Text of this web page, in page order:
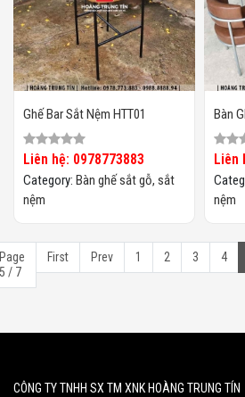
Ghế Bar Sắt Nệm HTT01
Liên hệ: 0978773883
Category: Bàn ghế sắt gỗ, sắt
nệm
Bàn
Liên
nệm
/ 7
First Prev 1 2 3 4
CÔNG TY TNHH SX TM XNK HOÀNG TRUNG TÍN